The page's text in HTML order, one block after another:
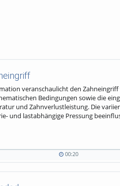
veranschaulicht den
Bedingungen sowie die
und Zahnverlustleistung. Die
und lastabhängige Pressung
00:20